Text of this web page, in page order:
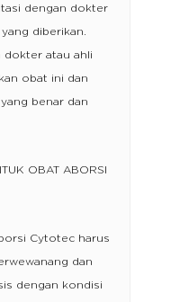
dengan dokter
diberikan.
dokter atau ahli
obat ini dan
benar dan
OBAT ABORSI
Cytotec harus
dan
dengan kondisi